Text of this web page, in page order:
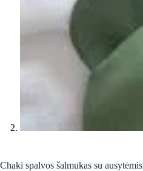
Chaki spalvos šalmukas su ausytėmis